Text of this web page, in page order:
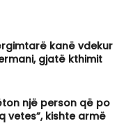
kanë vdekur
gjatë kthimit
një person që po
vetes”, kishte armë